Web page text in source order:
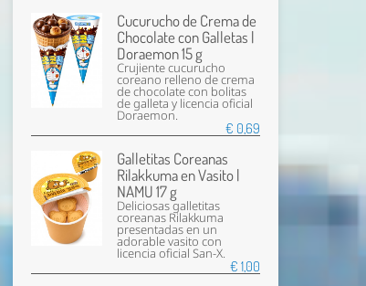
Cucurucho de Crema de
Chocolate con Galletas |
Doraemon 15 g
Crujiente cucurucho
coreano relleno de crema
de chocolate con bolitas
de galleta y licencia oficial
Doraemon.
€ 0,69
Galletitas Coreanas
Rilakkuma en Vasito |
NAMU 17 g
Deliciosas galletitas
coreanas Rilakkuma
presentadas en un
adorable vasito con
licencia oficial San-X.
€ 1,00